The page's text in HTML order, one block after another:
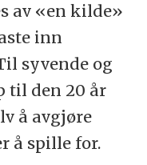
av «en kilde»
inn
syvende og
til den 20 år
å avgjøre
å spille for.